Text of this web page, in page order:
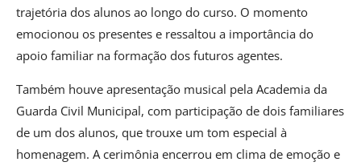
trajetória dos alunos ao longo do curso. O momento
emocionou os presentes e ressaltou a importância do
apoio familiar na formação dos futuros agentes.
Também houve apresentação musical pela Academia da
Guarda Civil Municipal, com participação de dois familiares
de um dos alunos, que trouxe um tom especial à
homenagem. A cerimônia encerrou em clima de emoção e